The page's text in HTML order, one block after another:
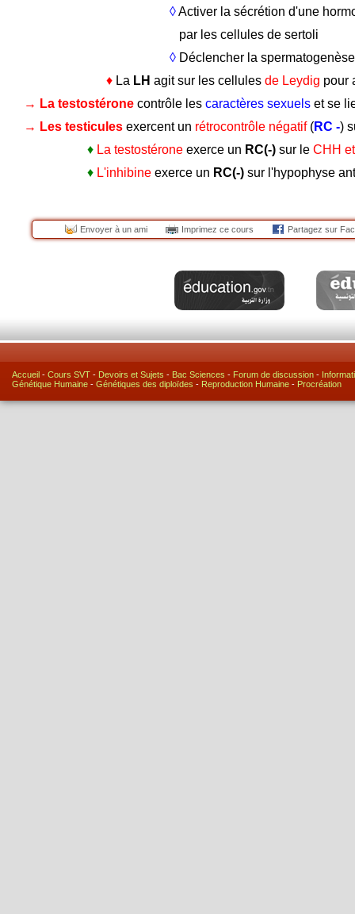
                                              ◊
Activer la sécrétion d'une
                                                 par les cellules de sertoli
                                              ◊
Déclencher la
                          ♦
La LH agit sur les cellules de Leydig pour
→ La testostérone contrôle les caractères sexuels et se
→ Les testicules exercent un rétrocontrôle négatif (RC -)
                    ♦
La testostérone exerce un RC(-) sur le CHH
                    ♦
L'inhibine exerce un RC(-) sur l'hypophyse
Envoyer à un ami Imprimez ce cours Partagez sur
Accueil - Cours SVT - Devoirs et Sujets - Bac Sciences - Forum de discussion -
Génétique Humaine - Génétiques des diploïdes - Reproduction Humaine - Procréation